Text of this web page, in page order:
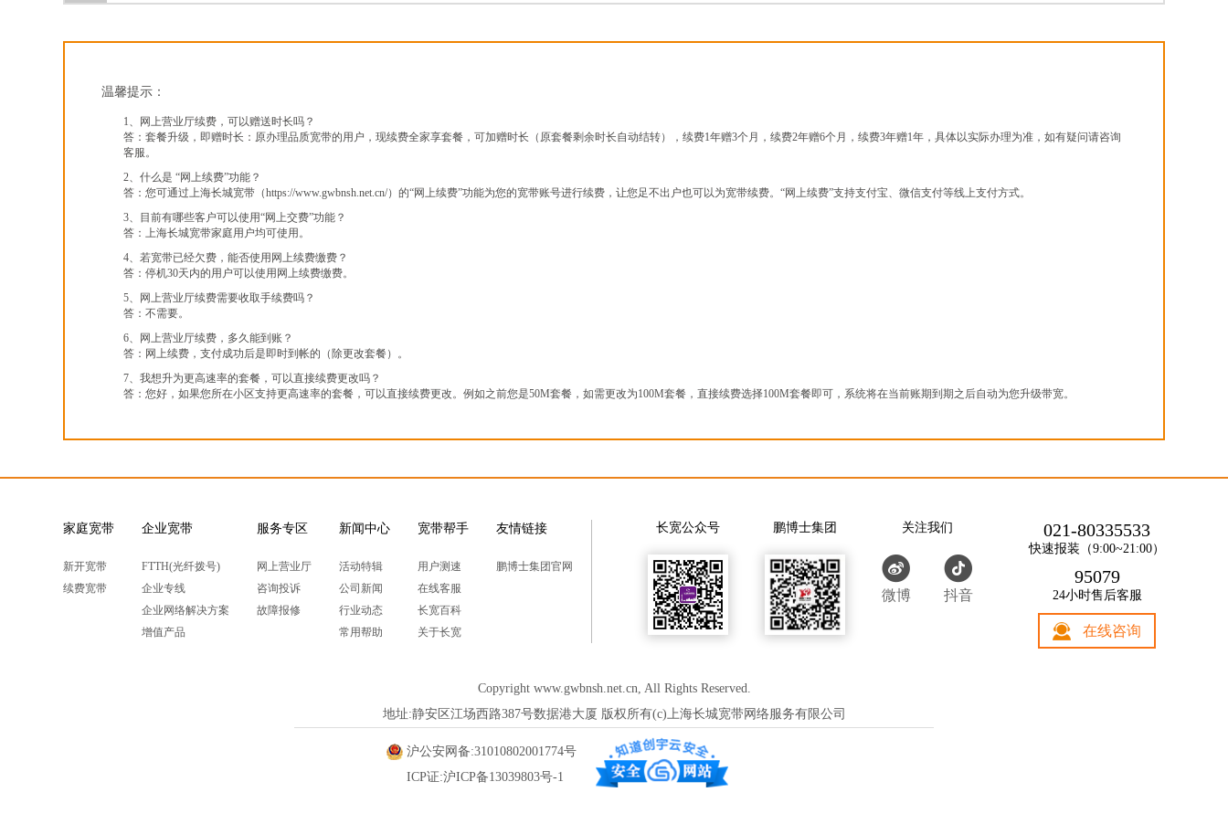
温馨提示：
1、网上营业厅续费，可以赠送时长吗？
答：套餐升级，即赠时长：原办理品质宽带的用户，现续费全家享套餐，可加赠时长（原套餐剩余时长自动结转），续费1年赠3个月，续费2年赠6个月，续费3年赠1年，具体以实际办理为准，如有疑问请咨询
客服。
2、什么是 “网上续费”功能？
答：您可通过上海长城宽带（https://www.gwbnsh.net.cn/）的“网上续费”功能为您的宽带账号进行续费，让您足不出户也可以为宽带续费。“网上续费”支持支付宝、微信支付等线上支付方式。
3、目前有哪些客户可以使用“网上交费”功能？
答：上海长城宽带家庭用户均可使用。
4、若宽带已经欠费，能否使用网上续费缴费？
答：停机30天内的用户可以使用网上续费缴费。
5、网上营业厅续费需要收取手续费吗？
答：不需要。
6、网上营业厅续费，多久能到账？
答：网上续费，支付成功后是即时到帐的（除更改套餐）。
7、我想升为更高速率的套餐，可以直接续费更改吗？
答：您好，如果您所在小区支持更高速率的套餐，可以直接续费更改。例如之前您是50M套餐，如需更改为100M套餐，直接续费选择100M套餐即可，系统将在当前账期到期之后自动为您升级带宽。
家庭宽带
新开宽带
续费宽带
企业宽带
FTTH(光纤拨号)
企业专线
企业网络解决方案
增值产品
服务专区
网上营业厅
咨询投诉
故障报修
新闻中心
活动特辑
公司新闻
行业动态
常用帮助
宽带帮手
用户测速
在线客服
长宽百科
关于长宽
友情链接
鹏博士集团官网
长宽公众号 鹏博士集团 关注我们
微博 抖音
021-80335533
快速报装（9:00~21:00）
95079
24小时售后客服
在线咨询
Copyright www.gwbnsh.net.cn, All Rights Reserved.
地址:静安区江场西路387号数据港大厦 版权所有(c)上海长城宽带网络服务有限公司
沪公安网备:31010802001774号
ICP证:沪ICP备13039803号-1